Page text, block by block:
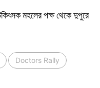
মহলের পক্ষ থেকে দুপুরে
Doctors Rally